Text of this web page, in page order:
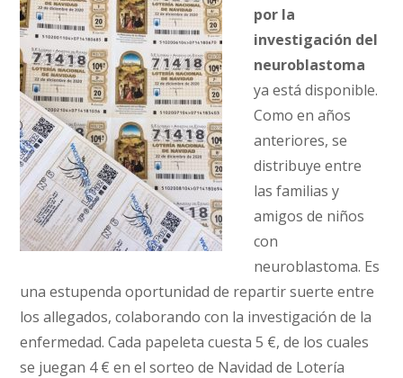
por la
investigación del
neuroblastoma
ya está disponible.
Como en años
anteriores, se
distribuye entre
las familias y
amigos de niños
con
neuroblastoma. Es
una estupenda oportunidad de repartir suerte entre
los allegados, colaborando con la investigación de la
enfermedad. Cada papeleta cuesta 5 €, de los cuales
se juegan 4 € en el sorteo de Navidad de Lotería